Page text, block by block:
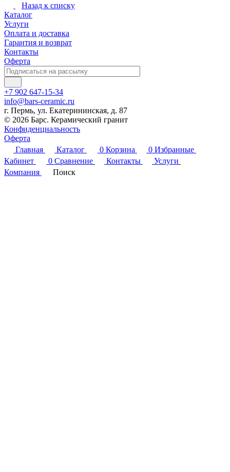
Назад к списку
Каталог
Услуги
Оплата и доставка
Гарантия и возврат
Контакты
Оферта
+7 902 647-15-34
info@bars-ceramic.ru
г. Пермь, ул. Екатерининская, д. 87
© 2026 Барс. Керамический гранит
Конфиденциальность
Оферта
Главная
Каталог 0 Корзина 0 Избранные
Кабинет
0 Сравнение Контакты
Услуги
Компания
Поиск